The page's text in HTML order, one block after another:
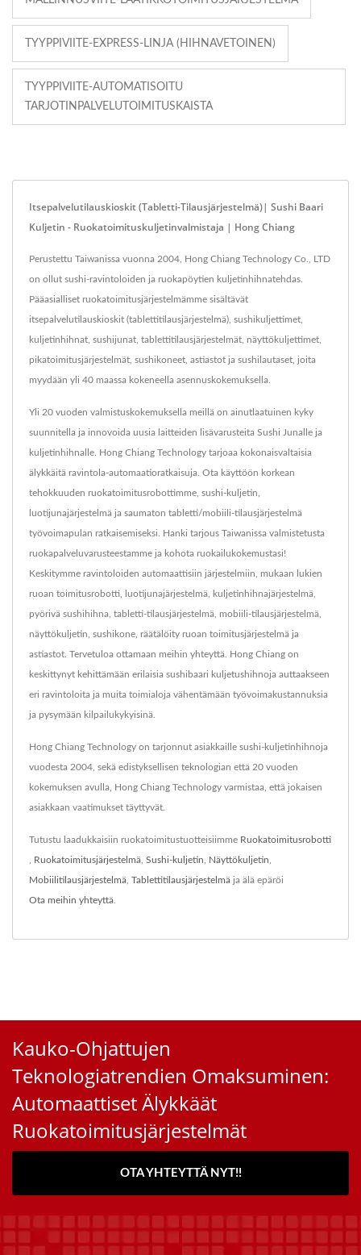
TYYPPIVIITE-EXPRESS-LINJA (HIHNAVETOINEN)
TYYPPIVIITE-AUTOMATISOITU
TARJOTINPALVELUTOIMITUSKAISTA
Itsepalvelutilauskioskit (Tabletti-Tilausjärjestelmä)| Sushi Baari
Kuljetin - Ruokatoimituskuljetinvalmistaja | Hong Chiang
Perustettu Taiwanissa vuonna 2004, Hong Chiang Technology Co., LTD
on ollut sushi-ravintoloiden ja ruokapöytien kuljetinhihnatehdas.
Pääasialliset ruokatoimitusjärjestelmämme sisältävät
itsepalvelutilauskioskit (tablettitilausjärjestelmä), sushikuljettimet,
kuljetinhihnat, sushijunat, tablettitilausjärjestelmät, näyttökuljettimet,
pikatoimitusjärjestelmät, sushikoneet, astiastot ja sushilautaset, joita
myydään yli 40 maassa kokeneella asennuskokemuksella.
Yli 20 vuoden valmistuskokemuksella meillä on ainutlaatuinen kyky
suunnitella ja innovoida uusia laitteiden lisävarusteita Sushi Junalle ja
kuljetinhihnalle. Hong Chiang Technology tarjoaa kokonaisvaltaisia
älykkäitä ravintola-automaatioratkaisuja. Ota käyttöön korkean
tehokkuuden ruokatoimitusrobottimme, sushi-kuljetin,
luotijunajärjestelmä ja saumaton tabletti/mobiili-tilausjärjestelmä
työvoimapulan ratkaisemiseksi. Hanki tarjous Taiwanissa valmistetusta
ruokapalveluvarusteestamme ja kohota ruokailukokemustasi!
Keskitymme ravintoloiden automaattisiin järjestelmiin, mukaan lukien
ruoan toimitusrobotti, luotijunajärjestelmä, kuljetinhihnajärjestelmä,
pyörivä sushihihna, tabletti-tilausjärjestelmä, mobiili-tilausjärjestelmä,
näyttökuljetin, sushikone, räätälöity ruoan toimitusjärjestelmä ja
astiastot. Tervetuloa ottamaan meihin yhteyttä. Hong Chiang on
keskittynyt kehittämään erilaisia sushibaari kuljetushihnoja auttaakseen
eri ravintoloita ja muita toimialoja vähentämään työvoimakustannuksia
ja pysymään kilpailukykyisinä.
Hong Chiang Technology on tarjonnut asiakkaille sushi-kuljetinhihnoja
vuodesta 2004, sekä edistyksellisen teknologian että 20 vuoden
kokemuksen avulla, Hong Chiang Technology varmistaa, että jokaisen
asiakkaan vaatimukset täyttyvät.
Tutustu laadukkaisiin ruokatoimitustuotteisiimme Ruokatoimitusrobotti
Ruokatoimitusjärjestelmä Sushi-kuljetin Näyttökuljetin
Mobiilitilausjärjestelmä Tablettitilausjärjestelmä ja älä epäröi
Ota meihin yhteyttä
Kauko-Ohjattujen
Teknologiatrendien Omaksuminen:
Automaattiset Älykkäät
Ruokatoimitusjärjestelmät
OTA YHTEYTTÄ NYT!!